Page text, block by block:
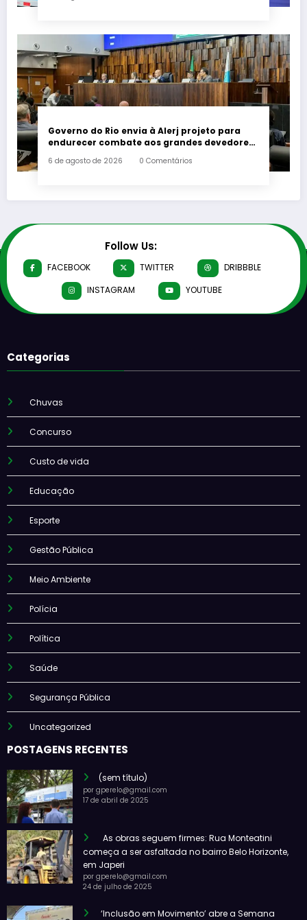
Governo do Rio envia à Alerj projeto para
endurecer combate aos grandes devedores
6 de agosto de 2026 0 Comentários
Follow Us:
FACEBOOK TWITTER
DRIBBBLE
INSTAGRAM
YOUTUBE
Categorias
Chuvas
Concurso
Custo de vida
Educação
Esporte
Gestão Pública
Meio Ambiente
Polícia
Política
Saúde
Segurança Pública
Uncategorized
POSTAGENS RECENTES
(sem título)
por gperelo@gmail.com
17 de abril de 2025
As obras seguem firmes: Rua Monteatini
começa a ser asfaltada no bairro Belo Horizonte,
em Japeri
por gperelo@gmail.com
24 de julho de 2025
‘Inclusão em Movimento’ abre a Semana